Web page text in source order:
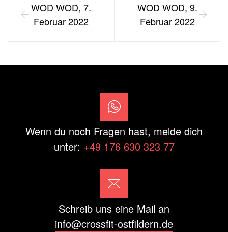
WOD WOD, 7.
Februar 2022
WOD WOD, 9.
Februar 2022
Wenn du noch Fragen hast, melde dich
unter: +49 176 630 323 77
Schreib uns eine Mail an
info@crossfit-ostfildern.de